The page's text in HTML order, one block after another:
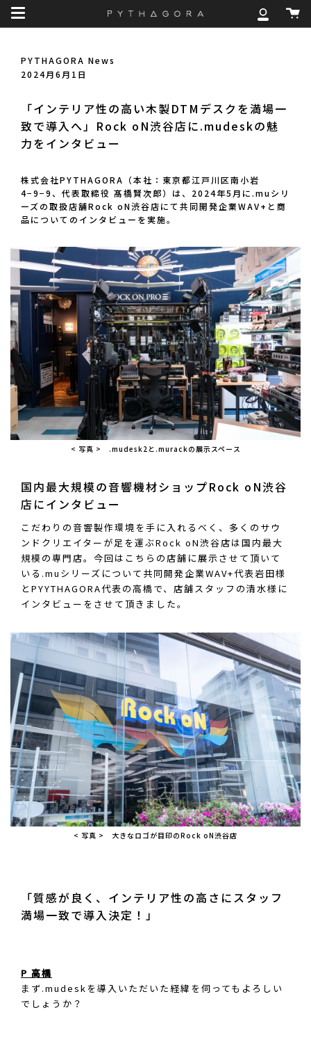
Skip
content
マ
ト
カ
ー
PYTHAGORA News
2024月6月1日
「インテリア性の高い木製DTMデスクを満場一
致で導入へ」Rock oN渋谷店に.mudeskの魅
力をインタビュー
株式会社PYTHAGORA（本社：東京都江戸川区南小岩
4−9−9、代表取締役 髙橋賢次郎）は、2024年5月に.muシリ
ーズの取扱店舗Rock oN渋谷店にて共同開発企業WAV+と商
品についてのインタビューを実施。
< 写真 > .mudesk2と.murackの展示スペース
国内最大規模の音響機材ショップRock oN渋谷
店にインタビュー
こだわりの音響製作環境を手に入れるべく、多くのサウ
ンドクリエイターが足を運ぶRock oN渋谷店は国内最大
規模の専門店。今回はこちらの店舗に展示させて頂いて
いる.muシリーズについて共同開発企業WAV+代表岩田様
とPYYTHAGORA代表の高橋で、店舗スタッフの清水様に
インタビューをさせて頂きました。
< 写真 > 大きなロゴが目印のRock oN渋谷店
「質感が良く、インテリア性の高さにスタッフ
満場一致で導入決定！」
P 高橋
まず.mudeskを導入いただいた経緯を伺ってもよろしい
でしょうか？